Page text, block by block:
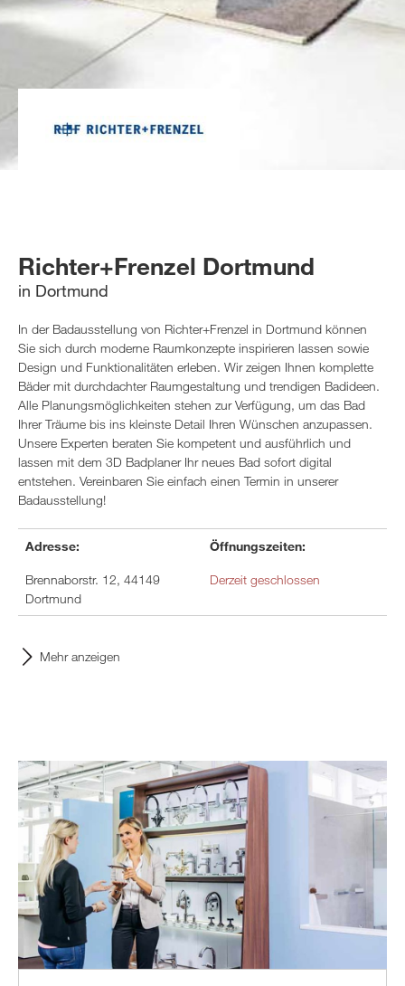
Richter+Frenzel Dortmund
in Dortmund
In der Badausstellung von Richter+Frenzel in Dortmund können
Sie sich durch moderne Raumkonzepte inspirieren lassen sowie
Design und Funktionalitäten erleben. Wir zeigen Ihnen komplette
Bäder mit durchdachter Raumgestaltung und trendigen Badideen.
Alle Planungsmöglichkeiten stehen zur Verfügung, um das Bad
Ihrer Träume bis ins kleinste Detail Ihren Wünschen anzupassen.
Unsere Experten beraten Sie kompetent und ausführlich und
lassen mit dem 3D Badplaner Ihr neues Bad sofort digital
entstehen. Vereinbaren Sie einfach einen Termin in unserer
Badausstellung!
Adresse: Öffnungszeiten:
Brennaborstr. 12, 44149
Dortmund
Derzeit geschlossen
Mehr anzeigen